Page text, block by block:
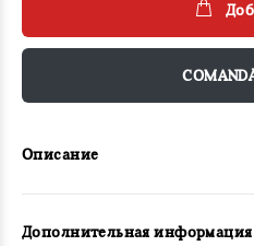
Описание
Дополнительная информация